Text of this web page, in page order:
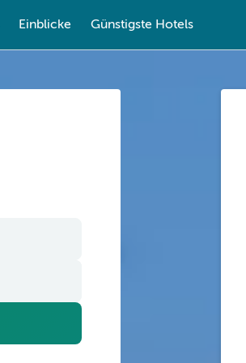
Einblicke Günstigste Hotels